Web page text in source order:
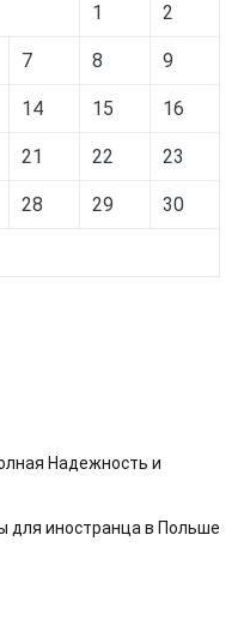
1 2
7 8 9
14 15 16
21 22 23
28 29 30
Надежность и
для иностранца в Польше